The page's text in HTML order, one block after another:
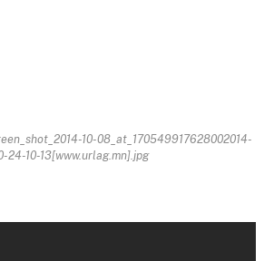
10-08_at_170549917628002014-
24-10-13[www.urlag.mn].jpg